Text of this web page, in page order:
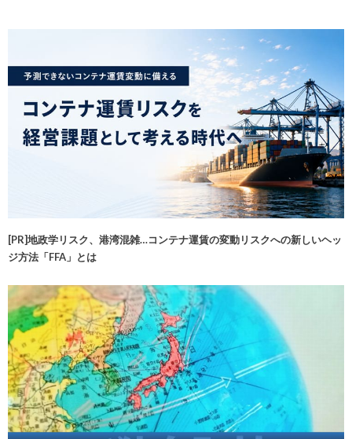
[PR]地政学リスク、港湾混雑…コンテナ運賃の変動リスクへの新しいヘッ
ジ方法「FFA」とは